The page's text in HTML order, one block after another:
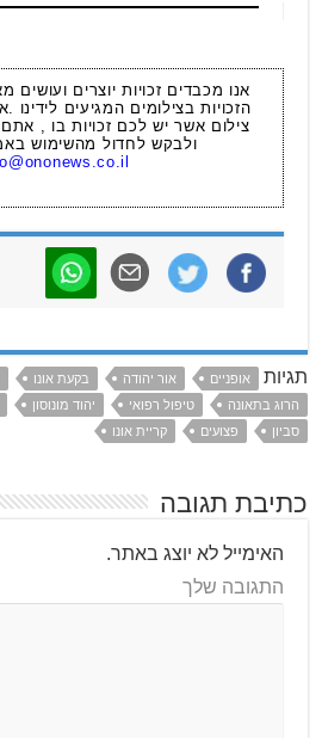
אנו מכבדים זכויות יוצרים
הזכויות בצילומים המגיעים לידינו
צילום אשר יש לכם זכויות בו ,
ולבקש לחדול מהשימוש
תגיות אופניים אור יהודה בקעת אונו
הרוג בתאונה
טיפול רפואי יהוד מונוסון
סביון
פצועים קריית אונו
כתיבת תגובה
האימייל לא יוצג באתר.
התגובה שלך